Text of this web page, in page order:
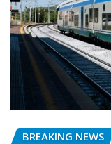
BREAKING NEWS